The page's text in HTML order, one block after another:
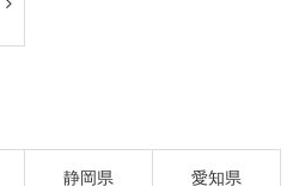
静岡県 愛知県